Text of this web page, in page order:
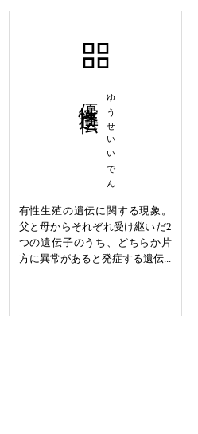
ゆうせいいでん
有性生殖の遺伝に関する現象。
父と母からそれぞれ受け継いだ2
つの遺伝子のうち、どちらか片
方に異常があると発症する遺伝...